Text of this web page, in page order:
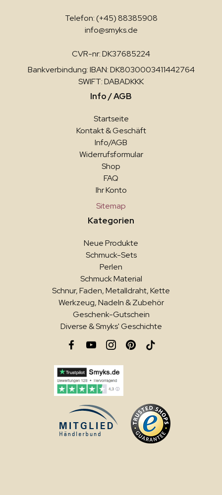
Telefon: (+45) 88385908
info@smyks.de
CVR-nr: DK37685224
Bankverbindung: IBAN: DK8030003411442764
SWIFT: DABADKKK
Info / AGB
Startseite
Kontakt & Geschäft
Info/AGB
Widerrufsformular
Shop
FAQ
Ihr Konto
Sitemap
Kategorien
Neue Produkte
Schmuck-Sets
Perlen
Schmuck Material
Schnur, Faden, Metalldraht, Kette
Werkzeug, Nadeln & Zubehör
Geschenk-Gutschein
Diverse & Smyks' Geschichte